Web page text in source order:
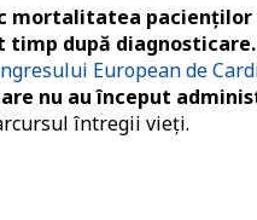
mortalitatea
timp după diagnosticare.
European de
nu au început
întregii vieți.